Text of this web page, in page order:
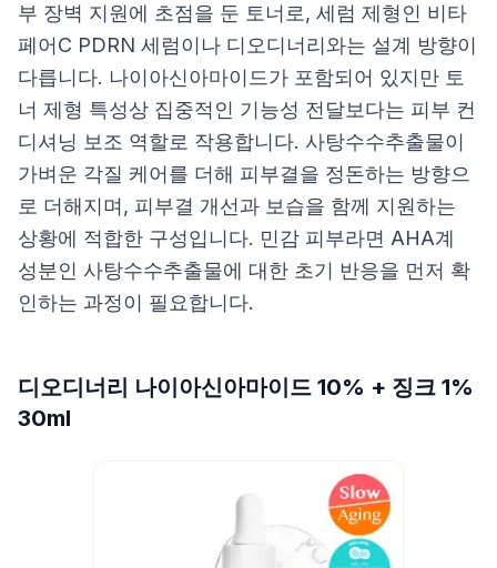
부 장벽 지원에 초점을 둔 토너로, 세럼 제형인 비타
페어C PDRN 세럼이나 디오디너리와는 설계 방향이
다릅니다. 나이아신아마이드가 포함되어 있지만 토
너 제형 특성상 집중적인 기능성 전달보다는 피부 컨
디셔닝 보조 역할로 작용합니다. 사탕수수추출물이
가벼운 각질 케어를 더해 피부결을 정돈하는 방향으
로 더해지며, 피부결 개선과 보습을 함께 지원하는
상황에 적합한 구성입니다. 민감 피부라면 AHA계
성분인 사탕수수추출물에 대한 초기 반응을 먼저 확
인하는 과정이 필요합니다.
디오디너리 나이아신아마이드 10% + 징크 1%
30ml